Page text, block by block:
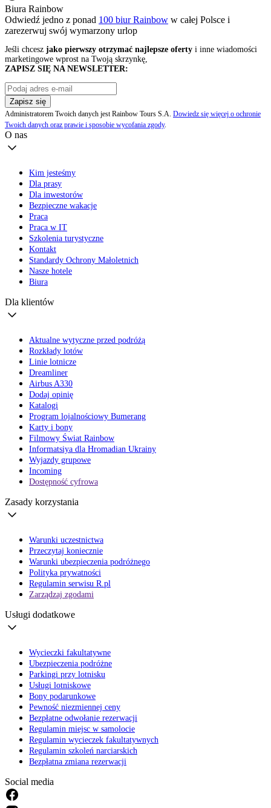
Biura Rainbow
Odwiedź jedno z ponad 100 biur Rainbow w całej Polsce i
zarezerwuj swój wymarzony urlop
Jeśli chcesz jako pierwszy otrzymać najlepsze oferty i inne wiadomości
marketingowe wprost na Twoją skrzynkę,
ZAPISZ SIĘ NA NEWSLETTER:
Zapisz się
Administratorem Twoich danych jest Rainbow Tours S.A. Dowiedz się więcej o ochronie
Twoich danych oraz prawie i sposobie wycofania zgody.
O nas
Kim jesteśmy
Dla prasy
Dla inwestorów
Bezpieczne wakacje
Praca
Praca w IT
Szkolenia turystyczne
Kontakt
Standardy Ochrony Małoletnich
Nasze hotele
Biura
Dla klientów
Aktualne wytyczne przed podróżą
Rozkłady lotów
Linie lotnicze
Dreamliner
Airbus A330
Dodaj opinię
Katalogi
Program lojalnościowy Bumerang
Karty i bony
Filmowy Świat Rainbow
Informatsiya dla Hromadian Ukrainy
Wyjazdy grupowe
Incoming
Dostępność cyfrowa
Zasady korzystania
Warunki uczestnictwa
Przeczytaj koniecznie
Warunki ubezpieczenia podróżnego
Polityka prywatności
Regulamin serwisu R.pl
Zarządzaj zgodami
Usługi dodatkowe
Wycieczki fakultatywne
Ubezpieczenia podróżne
Parkingi przy lotnisku
Usługi lotniskowe
Bony podarunkowe
Pewność niezmiennej ceny
Bezpłatne odwołanie rezerwacji
Regulamin miejsc w samolocie
Regulamin wycieczek fakultatywnych
Regulamin szkoleń narciarskich
Bezpłatna zmiana rezerwacji
Social media